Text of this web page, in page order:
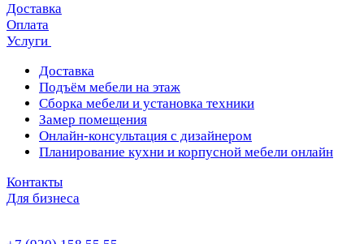
Доставка
Оплата
Услуги
Доставка
Подъём мебели на этаж
Сборка мебели и установка техники
Замер помещения
Онлайн-консультация с дизайнером
Планирование кухни и корпусной мебели онлайн
Контакты
Для бизнеса